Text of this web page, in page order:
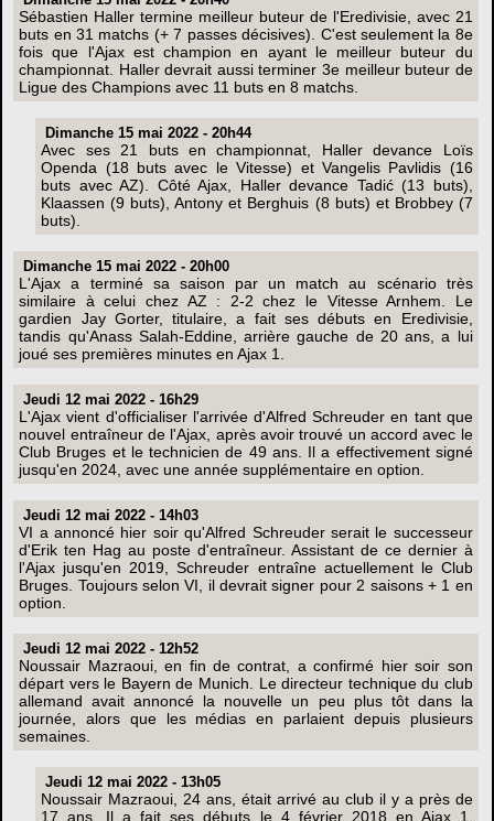
Sébastien Haller termine meilleur buteur de l'Eredivisie, avec 21
buts en 31 matchs (+ 7 passes décisives). C'est seulement la 8e
fois que l'Ajax est champion en ayant le meilleur buteur du
championnat. Haller devrait aussi terminer 3e meilleur buteur de
Ligue des Champions avec 11 buts en 8 matchs.
Dimanche 15 mai 2022 - 20h44
Avec ses 21 buts en championnat, Haller devance Loïs
Openda (18 buts avec le Vitesse) et Vangelis Pavlidis (16
buts avec AZ). Côté Ajax, Haller devance Tadić (13 buts),
Klaassen (9 buts), Antony et Berghuis (8 buts) et Brobbey (7
buts).
Dimanche 15 mai 2022 - 20h00
L'Ajax a terminé sa saison par un match au scénario très
similaire à celui chez AZ : 2-2 chez le Vitesse Arnhem. Le
gardien Jay Gorter, titulaire, a fait ses débuts en Eredivisie,
tandis qu'Anass Salah-Eddine, arrière gauche de 20 ans, a lui
joué ses premières minutes en Ajax 1.
Jeudi 12 mai 2022 - 16h29
L'Ajax vient d'officialiser l'arrivée d'Alfred Schreuder en tant que
nouvel entraîneur de l'Ajax, après avoir trouvé un accord avec le
Club Bruges et le technicien de 49 ans. Il a effectivement signé
jusqu'en 2024, avec une année supplémentaire en option.
Jeudi 12 mai 2022 - 14h03
VI a annoncé hier soir qu'Alfred Schreuder serait le successeur
d'Erik ten Hag au poste d'entraîneur. Assistant de ce dernier à
l'Ajax jusqu'en 2019, Schreuder entraîne actuellement le Club
Bruges. Toujours selon VI, il devrait signer pour 2 saisons + 1 en
option.
Jeudi 12 mai 2022 - 12h52
Noussair Mazraoui, en fin de contrat, a confirmé hier soir son
départ vers le Bayern de Munich. Le directeur technique du club
allemand avait annoncé la nouvelle un peu plus tôt dans la
journée, alors que les médias en parlaient depuis plusieurs
semaines.
Jeudi 12 mai 2022 - 13h05
Noussair Mazraoui, 24 ans, était arrivé au club il y a près de
17 ans. Il a fait ses débuts le 4 février 2018 en Ajax 1.